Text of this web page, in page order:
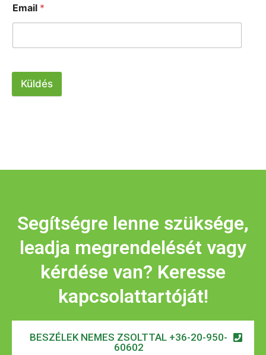
Email *
Küldés
Segítségre lenne szüksége,
leadja megrendelését vagy
kérdése van? Keresse
kapcsolattartóját!
BESZÉLEK NEMES ZSOLTTAL +36-20-950-
60602